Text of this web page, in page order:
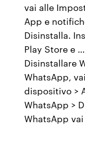
vai alle
App e
Disinstalla.
Play Store e
Disinstallare
WhatsApp,
dispositivo >
WhatsApp >
WhatsApp